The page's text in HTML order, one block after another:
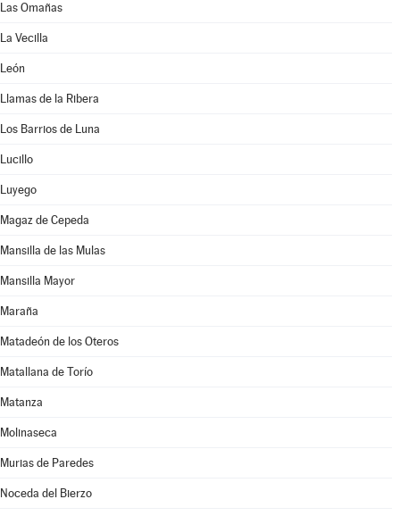
Las Omañas
La Vecilla
León
Llamas de la Ribera
Los Barrios de Luna
Lucillo
Luyego
Magaz de Cepeda
Mansilla de las Mulas
Mansilla Mayor
Maraña
Matadeón de los Oteros
Matallana de Torío
Matanza
Molinaseca
Murias de Paredes
Noceda del Bierzo